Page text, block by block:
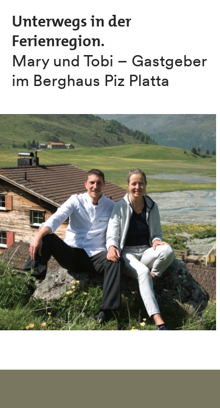
Unterwegs in der
Ferienregion.
Mary und Tobi – Gastgeber
im Berghaus Piz Platta